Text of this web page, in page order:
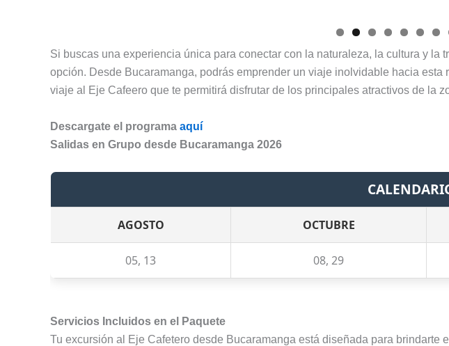
Si buscas una experiencia única para conectar con la naturaleza, la cultura y
opción. Desde Bucaramanga, podrás emprender un viaje inolvidable hacia
viaje al Eje Cafeero que te permitirá disfrutar de los principales atractivos de la
Descargate el programa aquí
Salidas en Grupo desde Bucaramanga 2026
AGOSTO OCTUBRE
05, 13 08, 29
Servicios Incluidos en el Paquete
Tu excursión al Eje Cafetero desde Bucaramanga está diseñada para